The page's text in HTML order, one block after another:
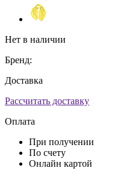
Нет в наличии
Бренд:
Доставка
Рассчитать доставку
Оплата
При получении
По счету
Онлайн картой